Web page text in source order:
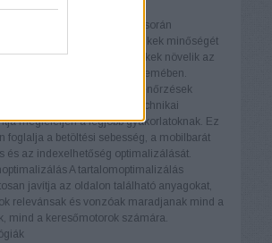
és versenyelőnyhöz juthat.
A backlink elemzés során
a weboldalra mutató linkek minőségét
A kiváló minőségű linkek növelik az
a keresőmotorok szemében.
A technikai ellenőrzések
hogy a weboldal minden technikai
megfeleljen a legjobb gyakorlatoknak. Ez
foglalja a betöltési sebesség, a mobilbarát
és az indexelhetőség optimalizálását.
A tartalomoptimalizálás
javítja az oldalon található anyagokat,
relevánsak és vonzóak maradjanak mind a
mind a keresőmotorok számára.